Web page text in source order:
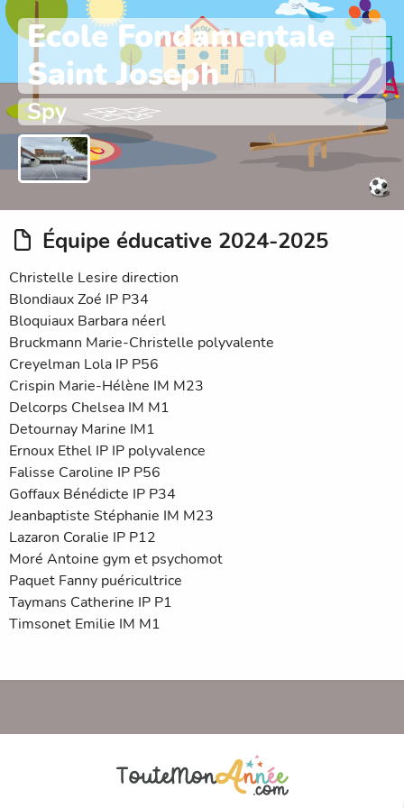
Ecole Fondamentale
Saint Joseph
Spy
Équipe éducative 2024-2025
Christelle Lesire direction
Blondiaux Zoé IP P34
Bloquiaux Barbara néerl
Bruckmann Marie-Christelle polyvalente
Creyelman Lola IP P56
Crispin Marie-Hélène IM M23
Delcorps Chelsea IM M1
Detournay Marine IM1
Ernoux Ethel IP IP polyvalence
Falisse Caroline IP P56
Goffaux Bénédicte IP P34
Jeanbaptiste Stéphanie IM M23
Lazaron Coralie IP P12
Moré Antoine gym et psychomot
Paquet Fanny puéricultrice
Taymans Catherine IP P1
Timsonet Emilie IM M1